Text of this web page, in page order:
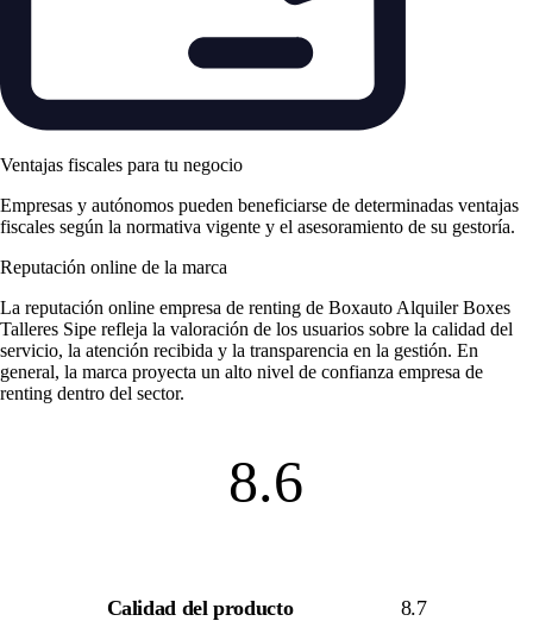
Ventajas fiscales para tu negocio
Empresas y autónomos pueden beneficiarse de determinadas ventajas
fiscales según la normativa vigente y el asesoramiento de su gestoría.
Reputación online de la marca
La reputación online empresa de renting de Boxauto Alquiler Boxes
Talleres Sipe refleja la valoración de los usuarios sobre la calidad del
servicio, la atención recibida y la transparencia en la gestión. En
general, la marca proyecta un alto nivel de confianza empresa de
renting dentro del sector.
8.6
Calidad del producto 8.7